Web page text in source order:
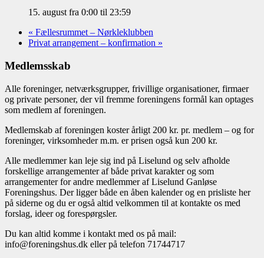
15. august fra 0:00 til 23:59
« Fællesrummet – Nørkleklubben
Privat arrangement – konfirmation »
Medlemsskab
Alle foreninger, netværksgrupper, frivillige organisationer, firmaer
og private personer, der vil fremme foreningens formål kan optages
som medlem af foreningen.
Medlemskab af foreningen koster årligt 200 kr. pr. medlem – og for
foreninger, virksomheder m.m. er prisen også kun 200 kr.
Alle medlemmer kan leje sig ind på Liselund og selv afholde
forskellige arrangementer af både privat karakter og som
arrangementer for andre medlemmer af Liselund Ganløse
Foreningshus. Der ligger både en åben kalender og en prisliste her
på siderne og du er også altid velkommen til at kontakte os med
forslag, ideer og forespørgsler.
Du kan altid komme i kontakt med os på mail:
info@foreningshus.dk eller på telefon 71744717